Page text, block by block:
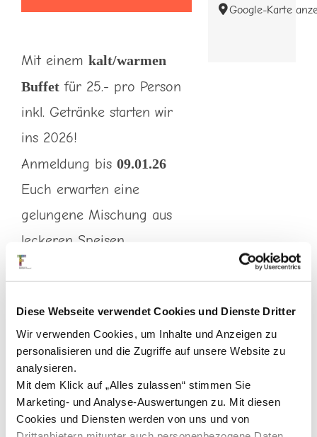
Diese Webseite verwendet Cookies und Dienste Dritter
Wir verwenden Cookies, um Inhalte und Anzeigen zu
personalisieren und die Zugriffe auf unsere Website zu
analysieren.
Mit dem Klick auf „Alles zulassen“ stimmen Sie
Marketing- und Analyse-Auswertungen zu. Mit diesen
Cookies und Diensten werden von uns und von
Mit einem kalt/warmen
Buffet für 25.- pro Person
inkl. Getränke starten wir
ins 2026!
Anmeldung bis 09.01.26
Euch erwarten eine
gelungene Mischung aus
leckeren Speisen.
Ein perfekter Tag um in
zusammenzukommen und
zu genießen.
Wir freuen uns auf Euch!
Google-Karte